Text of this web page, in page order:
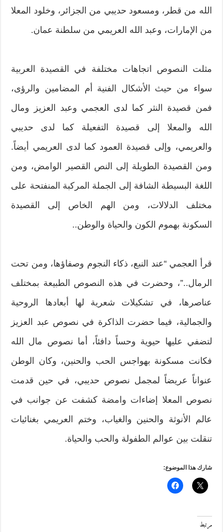
الله من قطر، ومسعود حديبي من الجزائر، وخلود المعلا
من الإمارات، وعبد الله العريمي من سلطنة عمان.
مثلت النصوص اتجاهات مختلفة في القصيدة العربية
سواء من حيث الأشكال الفنية أم المضامين والرؤى،
فمن قصيدة النثر كما لدى العجمي وعبد العزيز ومال
الله والمعلا إلى قصيدة التفعيلة كما لدى حديبي
والعريمي، وإلى قصيدة العمود كما لدى العريمي أيضاً.
ومن القصيدة الطويلة إلى النص القصير الوامض، ومن
اللغة البسيطة الشافة إلى الجملة المركبة المنفتحة على
مختلف الدلالات، ومن الهم الخاص إلى القصيدة
السكونة بهموم الكون والحياة والوطن..
قرأ العجمي “عند النبع، ذكاء النجوم وصفاؤها، ومن تحت
الرمال..”، وحضرت في هذه النصوص الطبيعة بمختلف
عناصرها، في تشكيلات شعرية لها أبعادها الروحية
والجمالية، فيما حضرت الذاكرة في نصوص عبد العزيز
لتضفي عليها حيوية وحساً دافئاً، أما نصوص مال الله
فكانت مسكونة بهواجس الحب والحنين، وكان الوطن
عنواناً عريضاً لمجمل نصوص حديبي، في حين قدمت
نصوص المعلا إضاءات وامضة كشفت عن جوانب في
عالم الأنوثة والحنين والغياب، وختم العريمي بغنائيات
تنقلت بين عوالم الطفولة والحب والحياة.
شارك هذا الموضوع:
مرتبط